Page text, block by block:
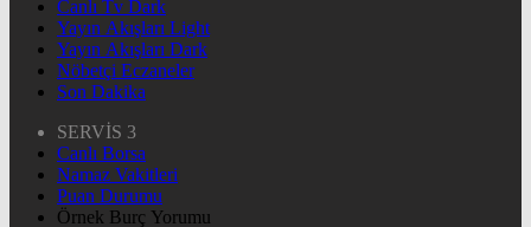
Canlı Tv Dark
Yayın Akışları Light
Yayın Akışları Dark
Nöbetçi Eczaneler
Son Dakika
SERVİS 3
Canlı Borsa
Namaz Vakitleri
Puan Durumu
Örnek Burç Yorumu